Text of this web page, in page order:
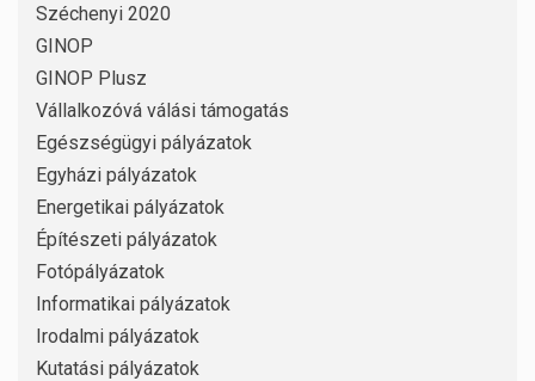
Széchenyi 2020
GINOP
GINOP Plusz
Vállalkozóvá válási támogatás
Egészségügyi pályázatok
Egyházi pályázatok
Energetikai pályázatok
Építészeti pályázatok
Fotópályázatok
Informatikai pályázatok
Irodalmi pályázatok
Kutatási pályázatok